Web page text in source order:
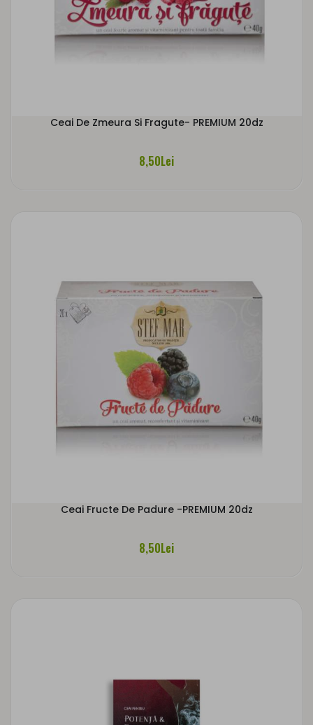
Ceai De Zmeura Si Fragute- PREMIUM 20dz
8,50Lei
Ceai Fructe De Padure -PREMIUM 20dz
8,50Lei